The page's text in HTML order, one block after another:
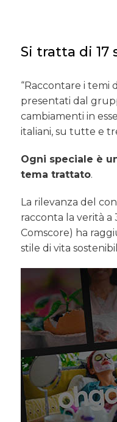
Si tratta di 17
“Raccontare i temi
presentati dal
cambiamenti in
italiani, su tutte e
Ogni speciale è
tema trattato.
La rilevanza del
racconta la verità
Comscore) ha
stile di vita